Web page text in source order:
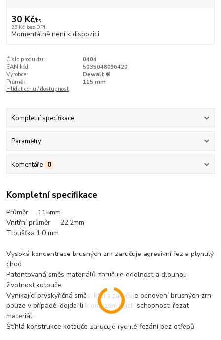
30 Kč/ks
25 Kč bez DPH
Momentálně není k dispozici
Číslo produktu:
0404
EAN kód:
5035048096420
Výrobce:
Dewalt ®
Průměr:
115 mm
Hlídat cenu / dostupnost
Kompletní specifikace
Parametry
Komentáře 0
Kompletní specifikace
Průměr 115mm
Vnitřní průměr 22,2mm
Tloušťka 1,0 mm
Vysoká koncentrace brusných zrn zaručuje agresivní řez a plynulý
chod
Patentovaná směs materiálů zaručuje odolnost a dlouhou
životnost kotouče
Vynikající pryskyřičná směs, která zaručuje obnovení brusných zrn
pouze v případě, dojde-li k omezení jejich schopnosti řezat
materiál
Štíhlá konstrukce kotouče zaručuje rychlé řezání bez otřepů